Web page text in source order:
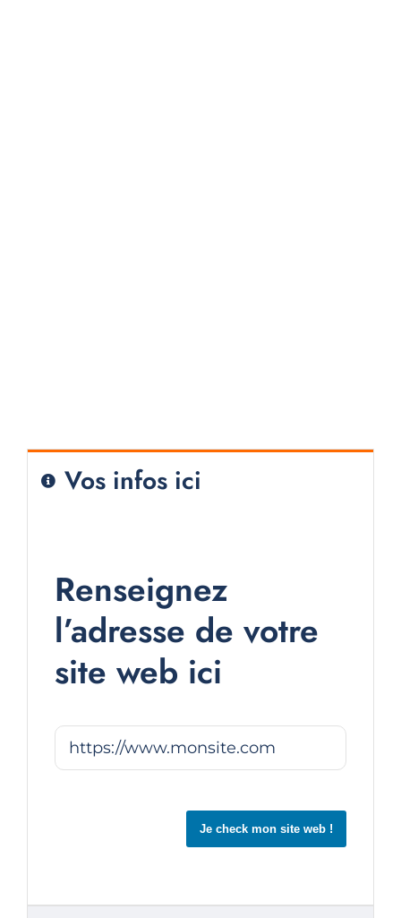
Vos infos ici
Renseignez
l’adresse de votre
site web ici
Je check mon site web !